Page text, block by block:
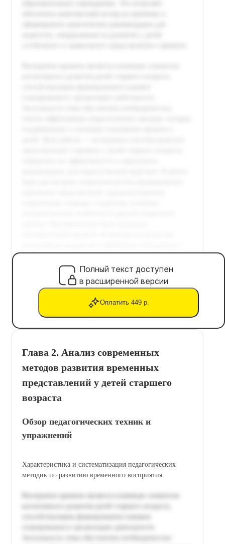
Полный текст доступен
в расширенной версии
Оплатить 449 р.
Глава 2. Анализ современных
методов развития временных
представлений у детей старшего
возраста
Обзор педагогических техник и
упражнений
Характеристика и систематизация педагогических
методик по развитию временного восприятия.